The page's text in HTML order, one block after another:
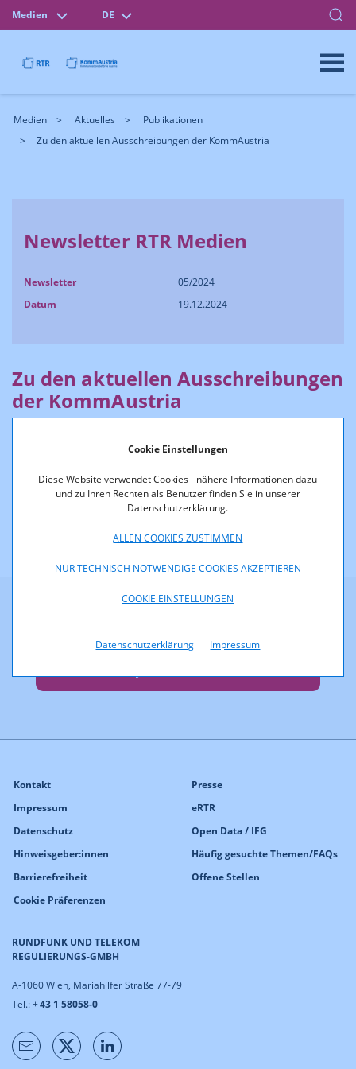
Cookie Einstellungen
Diese Website verwendet Cookies - nähere Informationen dazu
und zu Ihren Rechten als Benutzer finden Sie in unserer
Datenschutzerklärung.
ALLEN COOKIES ZUSTIMMEN
NUR TECHNISCH NOTWENDIGE COOKIES AKZEPTIEREN
COOKIE EINSTELLUNGEN
Datenschutzerklärung Impressum
Medien DE
Medien Aktuelles
Publikationen
Zu den aktuellen Ausschreibungen der KommAustria
Newsletter RTR Medien
Newsletter
05/2024
Datum
19.12.2024
Zu den aktuellen Ausschreibungen
der KommAustria
... bitte hier klicken
Mit den RTR-Newslettern einfach
RUNDFUNK UND TELEKOM
REGULIERUNGS-GMBH
A-1060 Wien, Mariahilfer Straße 77-79
Tel.: +43 1 58058-0
Kontakt
Impressum
Datenschutz
Hinweisgeber:innen
Barrierefreiheit
Cookie Präferenzen
Presse
eRTR
Open Data / IFG
Häufig gesuchte Themen/FAQs
Offene Stellen